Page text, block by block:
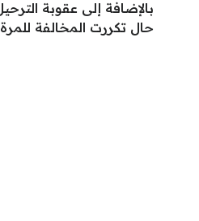
بالإضافة إلى عقوبة
حال تكررت المخالفة للمرة